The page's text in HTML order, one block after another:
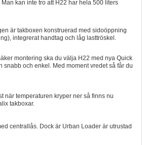
kan inte tro att H22 har hela 500 liters
är takboxen konstruerad med sidoöppning
integrerat handtag och låg lasttröskel.
montering ska du välja H22 med nya Quick
snabb och enkel. Med moment vredet så får du
när temperaturen kryper ner så finns nu
takboxar.
centrallås. Dock är Urban Loader är utrustad